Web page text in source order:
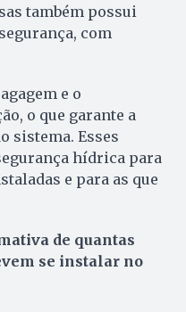
também possui
com
e o
o que garante a
sistema. Esses
hídrica para
e para as que
de quantas
se instalar no